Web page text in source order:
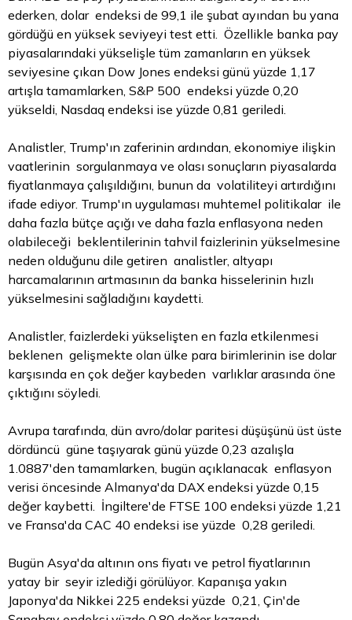
ederken, dolar endeksi de 99,1 ile şubat ayından bu yana
gördüğü en yüksek seviyeyi test etti. Özellikle banka pay
piyasalarındaki yükselişle tüm zamanların en yüksek
seviyesine çıkan Dow Jones endeksi günü yüzde 1,17
artışla tamamlarken, S&P 500 endeksi yüzde 0,20
yükseldi, Nasdaq endeksi ise yüzde 0,81 geriledi.
Analistler, Trump'ın zaferinin ardından, ekonomiye ilişkin
vaatlerinin sorgulanmaya ve olası sonuçların piyasalarda
fiyatlanmaya çalışıldığını, bunun da volatiliteyi artırdığını
ifade ediyor. Trump'ın uygulaması muhtemel politikalar ile
daha fazla bütçe açığı ve daha fazla enflasyona neden
olabileceği beklentilerinin tahvil faizlerinin yükselmesine
neden olduğunu dile getiren analistler, altyapı
harcamalarının artmasının da banka hisselerinin hızlı
yükselmesini sağladığını kaydetti.
Analistler, faizlerdeki yükselişten en fazla etkilenmesi
beklenen gelişmekte olan ülke para birimlerinin ise dolar
karşısında en çok değer kaybeden varlıklar arasında öne
çıktığını söyledi.
Avrupa tarafında, dün avro/dolar paritesi düşüşünü üst üste
dördüncü güne taşıyarak günü yüzde 0,23 azalışla
1.0887'den tamamlarken, bugün açıklanacak enflasyon
verisi öncesinde Almanya'da DAX endeksi yüzde 0,15
değer kaybetti. İngiltere'de FTSE 100 endeksi yüzde 1,21
ve Fransa'da CAC 40 endeksi ise yüzde 0,28 geriledi.
Bugün Asya'da altının ons fiyatı ve petrol fiyatlarının
yatay bir seyir izlediği görülüyor. Kapanışa yakın
Japonya'da Nikkei 225 endeksi yüzde 0,21, Çin'de